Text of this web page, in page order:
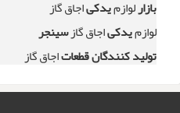
بازارلوازمیدکیاجاق گاز
لوازمیدکیاجاق گازسینجر
تولید کنندگان قطعاتاجاق گاز